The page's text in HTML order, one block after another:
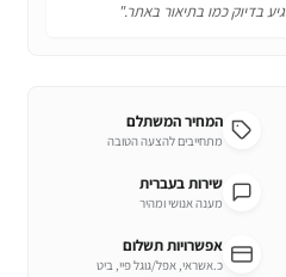
בדיוק כמו בתיאור באתר."
המחיר המשתלם
מתחייבים להצעה הטובה
שירות בעברית
מענה אנושי ומהיר
אפשרויות תשלום
כ.אשראי, אפל/גוגל פיי, ביט